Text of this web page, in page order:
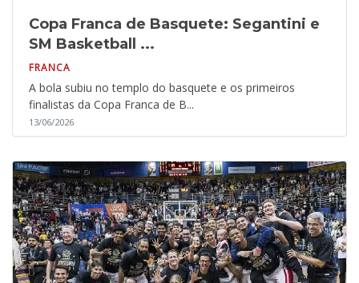
Copa Franca de Basquete: Segantini e
SM Basketball ...
FRANCA
A bola subiu no templo do basquete e os primeiros
finalistas da Copa Franca de B...
13/06/2026